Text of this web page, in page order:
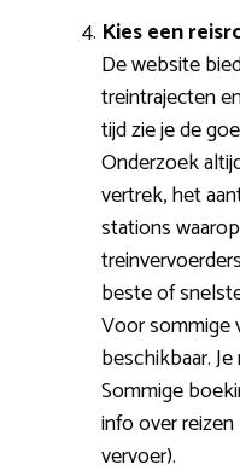
Kies een
De website
treintrajecten
tijd zie je de
Onderzoek
vertrek, het
stations
beste of
Voor sommige
beschikbaar.
Sommige
info over
vervoer).